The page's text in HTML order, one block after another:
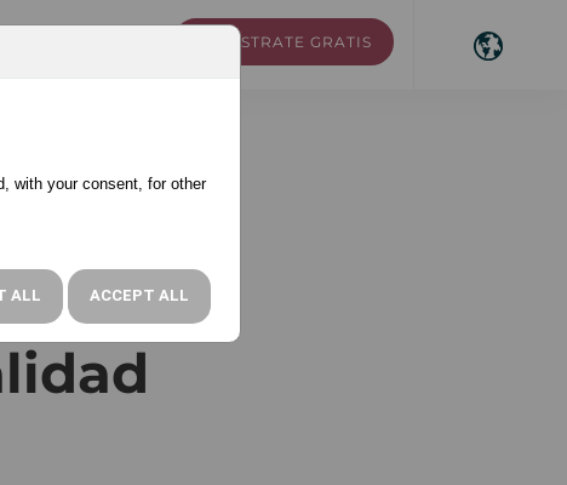
REGÍSTRATE GRATIS
para
with your consent, for other
ACCEPT ALL
ALL